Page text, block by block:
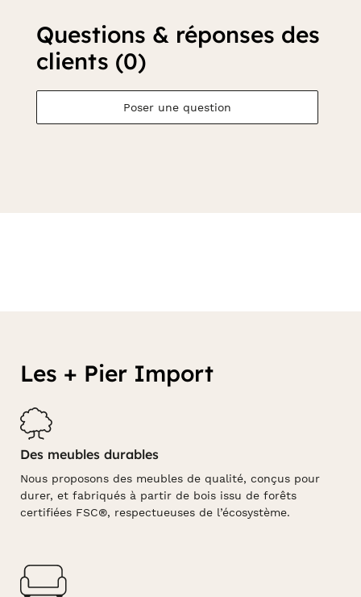
Questions & réponses des
clients (0)
Poser une question
Les + Pier Import
Des meubles durables
Nous proposons des meubles de qualité, conçus pour
durer, et fabriqués à partir de bois issu de forêts
certifiées FSC®, respectueuses de l’écosystème.